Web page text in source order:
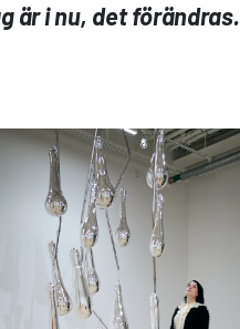
är i nu, det förändras.